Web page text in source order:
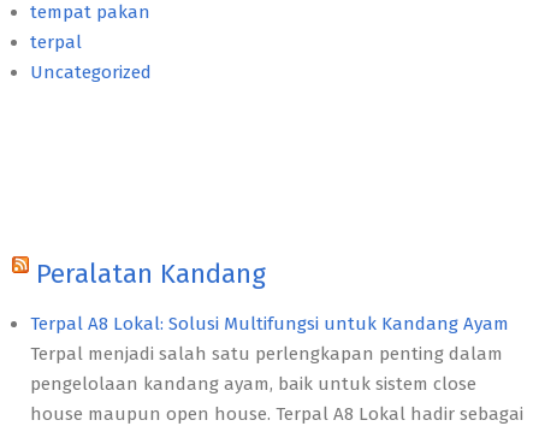
tempat pakan
terpal
Uncategorized
Peralatan Kandang
Terpal A8 Lokal: Solusi Multifungsi untuk Kandang Ayam
Terpal menjadi salah satu perlengkapan penting dalam
pengelolaan kandang ayam, baik untuk sistem close
house maupun open house. Terpal A8 Lokal hadir sebagai